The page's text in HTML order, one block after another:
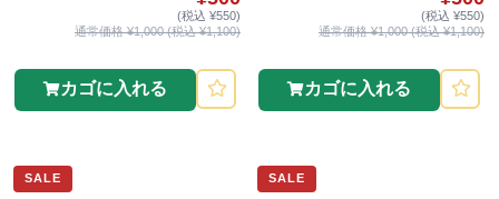
(税込 ¥550)
通常価格 ¥1,000 (税込 ¥1,100)
カゴに入れる
(税込 ¥550)
通常価格 ¥1,000 (税込 ¥1,100)
カゴに入れる
SALE SALE